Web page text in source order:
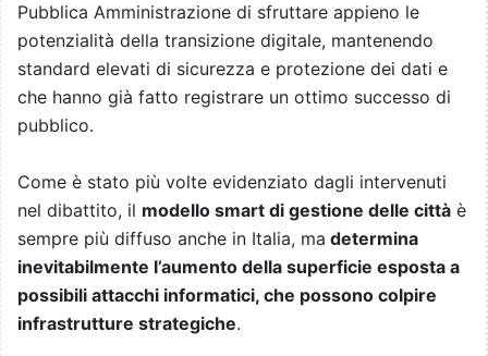
Pubblica Amministrazione di sfruttare appieno le
potenzialità della transizione digitale, mantenendo
standard elevati di sicurezza e protezione dei dati e
che hanno già fatto registrare un ottimo successo di
pubblico.
Come è stato più volte evidenziato dagli intervenuti
nel dibattito, il modello smart di gestione delle città è
sempre più diffuso anche in Italia, ma determina
inevitabilmente l’aumento della superficie esposta a
possibili attacchi informatici, che possono colpire
infrastrutture strategiche.